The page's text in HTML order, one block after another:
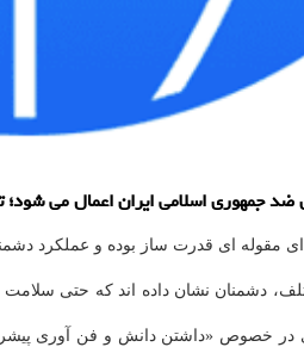
اسلامی ایران اعمال می شود؛
مقوله ای قدرت ساز بوده و عملکرد
دشمنان نشان داده اند که حتی
خصوص «داشتن دانش و فن آوری